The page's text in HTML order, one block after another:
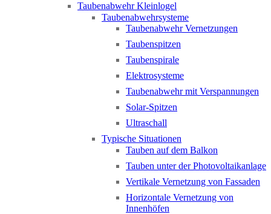
Taubenabwehr Kleinlogel
Taubenabwehrsysteme
Taubenabwehr Vernetzungen
Taubenspitzen
Taubenspirale
Elektrosysteme
Taubenabwehr mit Verspannungen
Solar-Spitzen
Ultraschall
Typische Situationen
Tauben auf dem Balkon
Tauben unter der Photovoltaikanlage
Vertikale Vernetzung von Fassaden
Horizontale Vernetzung von
Innenhöfen